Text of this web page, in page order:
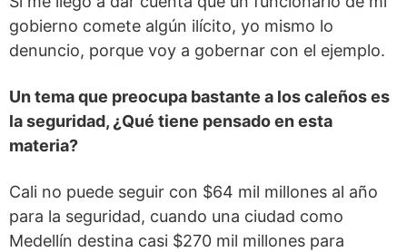
gobierno comete algún ilícito, yo mismo lo
denuncio, porque voy a gobernar con el ejemplo.
Un tema que preocupa bastante a los caleños es
la seguridad, ¿Qué tiene pensado en esta
materia?
Cali no puede seguir con $64 mil millones al año
para la seguridad, cuando una ciudad como
Medellín destina casi $270 mil millones para